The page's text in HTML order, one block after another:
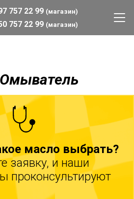
757 22 99 (магазин)
757 22 99 (магазин)
Омыватель
масло выбрать?
заявку, и наши
проконсультируют